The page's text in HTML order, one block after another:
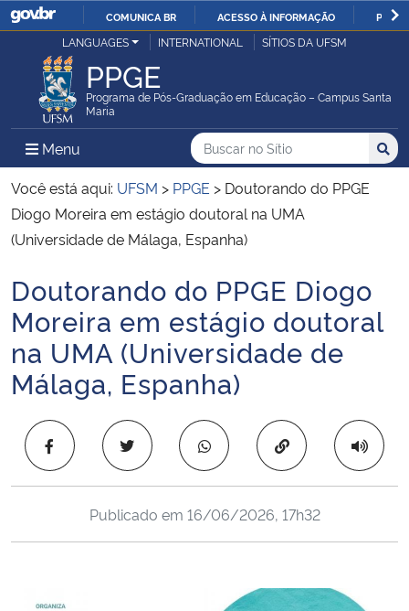
IR
O
COMUNICA BR ACESSO À INFORMAÇÃO
Ministério da Justiça e Segurança Pública
Ministério da Defesa
Ministério das Relações Exteriores
Ministério da Economia
Ministério da Infraestrutura
Ministério da Agricultura, Pecuária e Abastecimento
Ministério da Educação
Ministério da Cidadania
Ministério da Saúde
Ministério de Minas e Energia
LANGUAGES INTERNATIONAL SÍTIOS DA UFSM
PPGE
Programa de Pós-Graduação em Educação – Campus Santa
Maria
Menu Menu Principal do Sítio
Busca
Buscar no no Sítio
Busca:
Você está aqui: UFSM > PPGE > Doutorando do PPGE
Diogo Moreira em estágio doutoral na UMA
(Universidade de Málaga, Espanha)
Início do conteúdo
Doutorando do PPGE Diogo
Moreira em estágio doutoral
na UMA (Universidade de
Málaga, Espanha)
Copiar para área
Publicado em 16/06/2026, 17h32